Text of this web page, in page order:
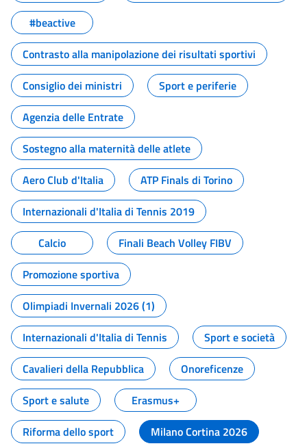
#beactive
Contrasto alla manipolazione dei risultati sportivi
Consiglio dei ministri
Sport e periferie
Agenzia delle Entrate
Sostegno alla maternità delle atlete
Aero Club d'Italia
ATP Finals di Torino
Internazionali d'Italia di Tennis 2019
Calcio
Finali Beach Volley FIBV
Promozione sportiva
Olimpiadi Invernali 2026 (1)
Internazionali d'Italia di Tennis
Sport e società
Cavalieri della Repubblica
Onoreficenze
Sport e salute
Erasmus+
Riforma dello sport
Milano Cortina 2026